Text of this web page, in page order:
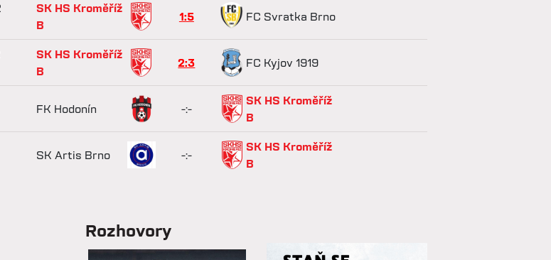
SK HS Kroměříž
B
1:5 FC Svratka Brno
SK HS Kroměříž
B
2:3 FC Kyjov 1919
FK Hodonín -:-
SK HS Kroměříž
B
SK Artis Brno -:-
SK HS Kroměříž
B
Rozhovory